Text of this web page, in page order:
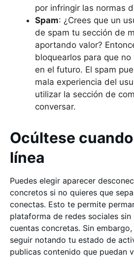
por infringir las normas
Spam: ¿Crees que un
de spam tu sección de
aportando valor?
bloquearlos para que
en el futuro. El spam
mala experiencia del
utilizar la sección de
conversar.
Ocúltese
línea
Puedes elegir aparecer
concretos si no quieres que
conectas. Esto te permite
plataforma de redes sociales
cuentas concretas. Sin
seguir notando tu estado de
publicas contenido que puedan